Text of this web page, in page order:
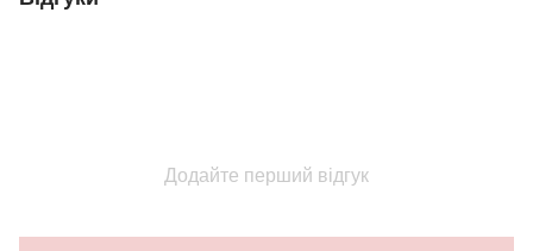
Додайте перший відгук